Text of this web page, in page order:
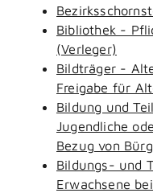
Bibliothek -
(Verleger)
Bildträger -
Freigabe für
Bildung und
Jugendliche
Bezug von
Bildungs- und
Erwachsene